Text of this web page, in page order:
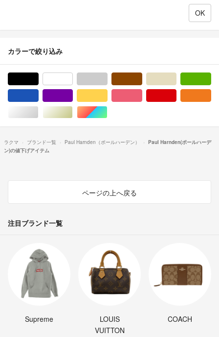
カラーで絞り込み
シルバー/銀色系ゴールド/金色系マルチカラー
ラクマ ブランド一覧 Paul Harnden（ポールハーデン）
Paul Harnden(ポールハーデ
ン)の値下げアイテム
ページの上へ戻る
注目ブランド一覧
Supreme
LOUIS
VUITTON
COACH